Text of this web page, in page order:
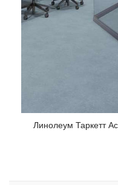
Линолеум Таркетт